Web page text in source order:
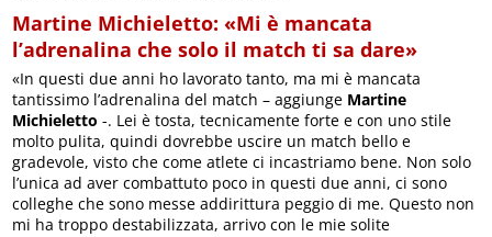
Martine Michieletto: «Mi è mancata
l’adrenalina che solo il match ti sa dare»
«In questi due anni ho lavorato tanto, ma mi è mancata
tantissimo l’adrenalina del match – aggiunge Martine
Michieletto -. Lei è tosta, tecnicamente forte e con uno stile
molto pulita, quindi dovrebbe uscire un match bello e
gradevole, visto che come atlete ci incastriamo bene. Non solo
l’unica ad aver combattuto poco in questi due anni, ci sono
colleghe che sono messe addirittura peggio di me. Questo non
mi ha troppo destabilizzata, arrivo con le mie solite